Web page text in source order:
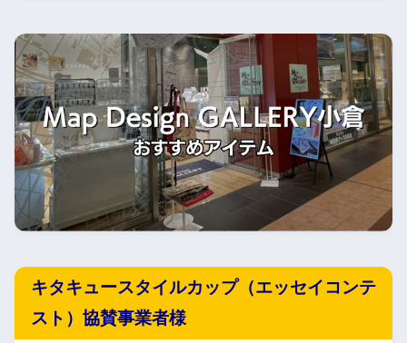
キタキュースタイルカップ（エッセイコンテ
スト）協賛事業者様